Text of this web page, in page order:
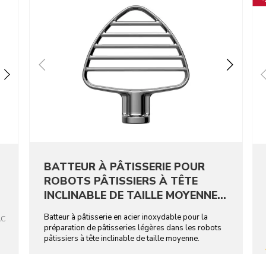
BATTEUR À PÂTISSERIE POUR
ROBOTS PÂTISSIERS À TÊTE
INCLINABLE DE TAILLE MOYENNE -
ACIER INOXYDABLE
Batteur à pâtisserie en acier inoxydable pour la
préparation de pâtisseries légères dans les robots
pâtissiers à tête inclinable de taille moyenne.